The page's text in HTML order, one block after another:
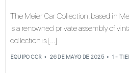
The Meier Car Collection, based in
is a renowned private assembly of
collection is […]
EQUIPO CCR 26 DE MAYO DE 2025 1 -